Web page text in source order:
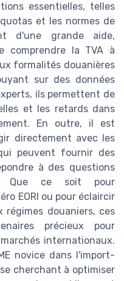
essentielles, telles
et les normes de
d'une grande aide,
comprendre la TVA à
formalités douanières
sur des données
ils permettent de
et les retards dans
En outre, il est
directement avec les
peuvent fournir des
à des questions
Que ce soit pour
EORI ou pour éclaircir
douaniers, ces
précieux pour
internationaux.
novice dans l'import-
cherchant à optimiser